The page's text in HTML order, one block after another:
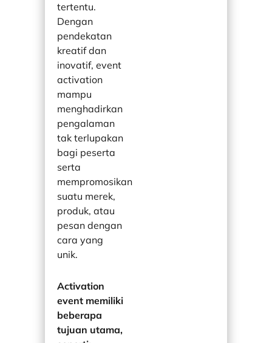
tertentu.
Dengan
pendekatan
kreatif dan
inovatif, event
activation
mampu
menghadirkan
pengalaman
tak terlupakan
bagi peserta
serta
mempromosikan
suatu merek,
produk, atau
pesan dengan
cara yang
unik.
Activation
event memiliki
beberapa
tujuan utama,